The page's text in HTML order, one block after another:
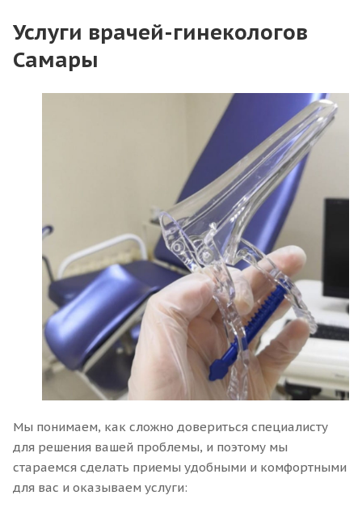
Услуги врачей-гинекологов
Самары
Мы понимаем, как сложно довериться специалисту
для решения вашей проблемы, и поэтому мы
стараемся сделать приемы удобными и комфортными
для вас и оказываем услуги: